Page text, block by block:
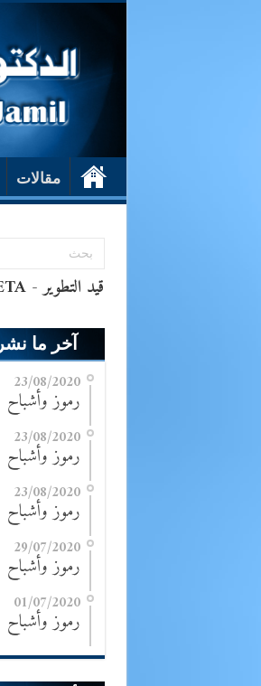
مقالات
آخر ما نشر
23/08/2020
رموز وأشباح
23/08/2020
رموز وأشباح
23/08/2020
رموز وأشباح
29/07/2020
رموز وأشباح
01/07/2020
رموز وأشباح